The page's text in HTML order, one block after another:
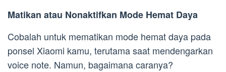
Matikan atau Nonaktifkan Mode Hemat Daya
Cobalah untuk mematikan mode hemat daya pada
ponsel Xiaomi kamu, terutama saat mendengarkan
voice note. Namun, bagaimana caranya?